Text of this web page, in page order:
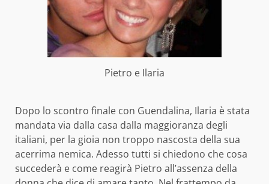
Pietro e Ilaria
Dopo lo scontro finale con Guendalina, Ilaria è stata
mandata via dalla casa dalla maggioranza degli
italiani, per la gioia non troppo nascosta della sua
acerrima nemica. Adesso tutti si chiedono che cosa
succederà e come reagirà Pietro all’assenza della